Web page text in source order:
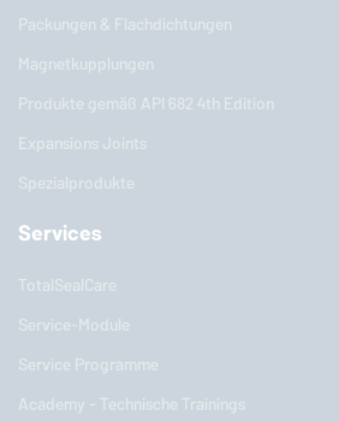
Packungen & Flachdichtungen
Magnetkupplungen
Produkte gemäß API 682 4th Edition
Expansions Joints
Spezialprodukte
Services
TotalSealCare
Service-Module
Service Programme
Academy - Technische Trainings